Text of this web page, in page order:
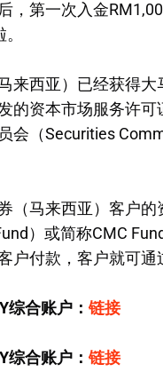
，第一次入金
来西亚）已经获得
的资本市场服务许
会（Securities
（马来西亚）客户
）或简称CMC
户付款，客户就可通
综合账户：链接
综合账户：链接